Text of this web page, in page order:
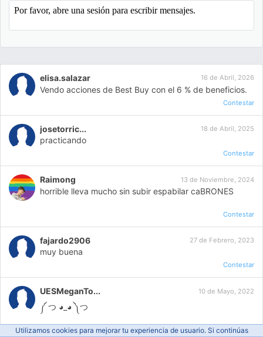
elisa.salazar 16 de Abril, 2026
Vendo acciones de Best Buy con el 6 % de beneficios.
Contestar
josetorric... 18 de Abril, 2025
practicando
Contestar
Raimong 13 de Noviembre, 2024
horrible lleva mucho sin subir espabilar caBRONES
Contestar
fajardo2906 27 de Febrero, 2023
muy buena
Contestar
UESMeganTo... 10 de Mayo, 2022
༼ つ ◕_◕ ༽つ
Contestar
Utilizamos cookies para mejorar tu experiencia de usuario. Si continúas